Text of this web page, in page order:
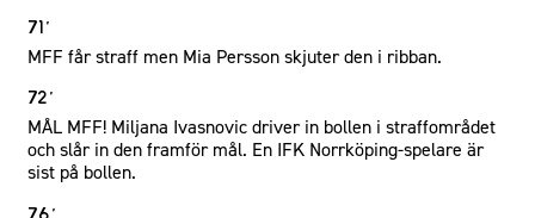
71´
MFF får straff men Mia Persson skjuter den i ribban.
72´
MÅL MFF! Miljana Ivasnovic driver in bollen i straffområdet
och slår in den framför mål. En IFK Norrköping-spelare är
sist på bollen.